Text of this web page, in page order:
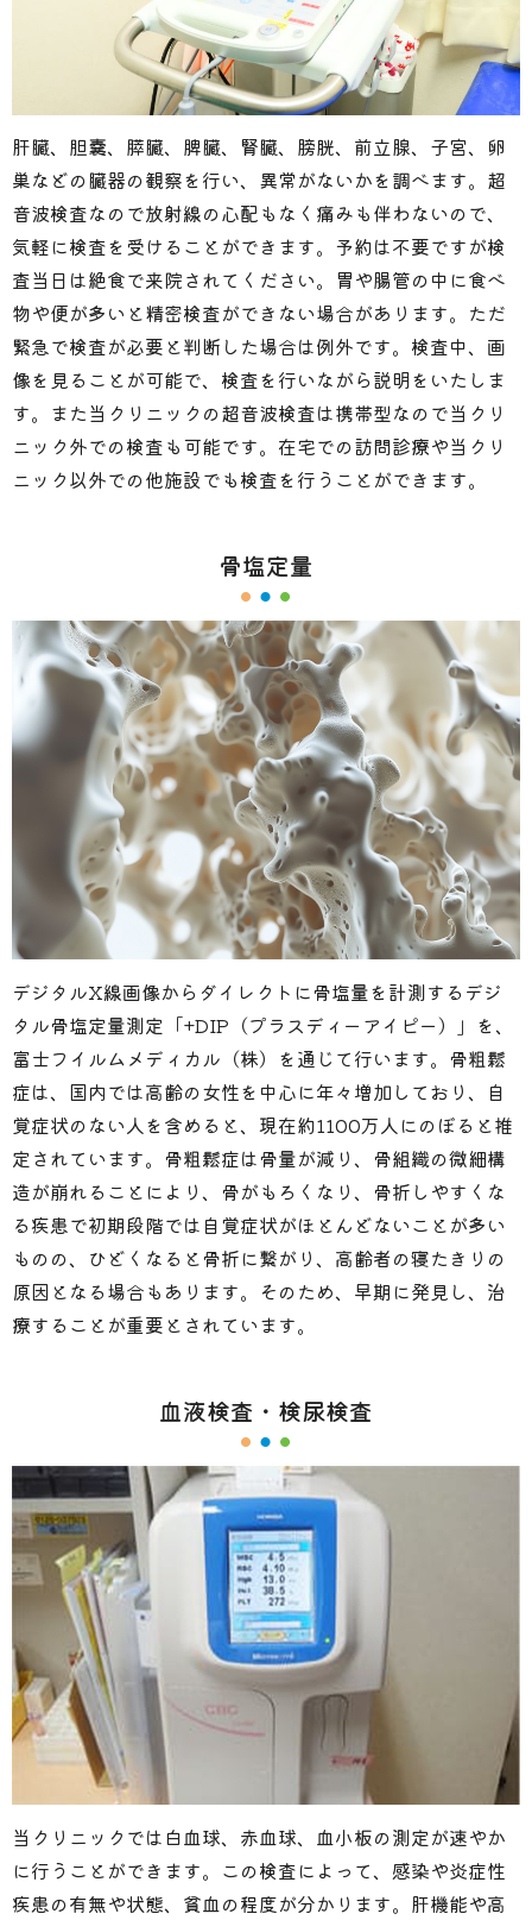
肝臓、胆嚢、膵臓、脾臓、腎臓、膀胱、前立腺、子宮、卵
巣などの臓器の観察を行い、異常がないかを調べます。超
音波検査なので放射線の心配もなく痛みも伴わないので、
気軽に検査を受けることができます。予約は不要ですが検
査当日は絶食で来院されてください。胃や腸管の中に食べ
物や便が多いと精密検査ができない場合があります。ただ
緊急で検査が必要と判断した場合は例外です。検査中、画
像を見ることが可能で、検査を行いながら説明をいたしま
す。また当クリニックの超音波検査は携帯型なので当クリ
ニック外での検査も可能です。在宅での訪問診療や当クリ
ニック以外での他施設でも検査を行うことができます。
骨塩定量
デジタルX線画像からダイレクトに骨塩量を計測するデジ
タル骨塩定量測定「+DIP（プラスディーアイピー）」を、
富士フイルムメディカル（株）を通じて行います。骨粗鬆
症は、国内では高齢の女性を中心に年々増加しており、自
覚症状のない人を含めると、現在約1100万人にのぼると推
定されています。骨粗鬆症は骨量が減り、骨組織の微細構
造が崩れることにより、骨がもろくなり、骨折しやすくな
る疾患で初期段階では自覚症状がほとんどないことが多い
ものの、ひどくなると骨折に繋がり、高齢者の寝たきりの
原因となる場合もあります。そのため、早期に発見し、治
療することが重要とされています。
血液検査・検尿検査
当クリニックでは白血球、赤血球、血小板の測定が速やか
に行うことができます。この検査によって、感染や炎症性
疾患の有無や状態、貧血の程度が分かります。肝機能や高